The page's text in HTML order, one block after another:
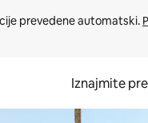
prevedene automatski.
Iznajmite